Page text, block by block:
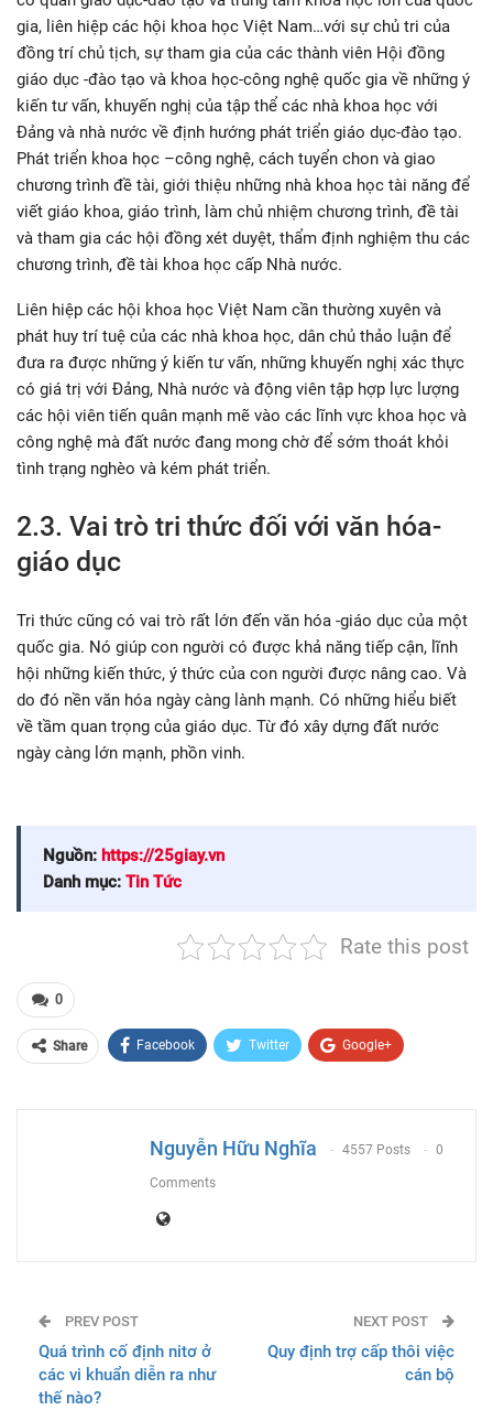
gia, liên hiệp các hội khoa học Việt Nam…với sự chủ tri của
đồng trí chủ tịch, sự tham gia của các thành viên Hội đồng
giáo dục -đào tạo và khoa học-công nghệ quốc gia về những ý
kiến tư vấn, khuyến nghị của tập thể các nhà khoa học với
Đảng và nhà nước về định hướng phát triển giáo dục-đào tạo.
Phát triển khoa học –công nghệ, cách tuyển chon và giao
chương trình đề tài, giới thiệu những nhà khoa học tài năng để
viết giáo khoa, giáo trình, làm chủ nhiệm chương trình, đề tài
và tham gia các hội đồng xét duyệt, thẩm định nghiệm thu các
chương trình, đề tài khoa học cấp Nhà nước.
Liên hiệp các hội khoa học Việt Nam cần thường xuyên và
phát huy trí tuệ của các nhà khoa học, dân chủ thảo luận để
đưa ra được những ý kiến tư vấn, những khuyến nghị xác thực
có giá trị với Đảng, Nhà nước và động viên tập hợp lực lượng
các hội viên tiến quân mạnh mẽ vào các lĩnh vực khoa học và
công nghệ mà đất nước đang mong chờ để sớm thoát khỏi
tình trạng nghèo và kém phát triển.
2.3. Vai trò tri thức đối với văn hóa-
giáo dục
Tri thức cũng có vai trò rất lớn đến văn hóa -giáo dục của một
quốc gia. Nó giúp con người có được khả năng tiếp cận, lĩnh
hội những kiến thức, ý thức của con người được nâng cao. Và
do đó nền văn hóa ngày càng lành mạnh. Có những hiểu biết
về tầm quan trọng của giáo dục. Từ đó xây dựng đất nước
ngày càng lớn mạnh, phồn vinh.
Nguồn: https://25giay.vn
Danh mục: Tin Tức
Rate this post
0
Share Facebook Twitter Google+
Nguyễn Hữu Nghĩa 4557 Posts 0
Comments
PREV POST
Quá trình cố định nitơ ở
các vi khuẩn diễn ra như
thế nào?
NEXT POST
Quy định trợ cấp thôi việc
cán bộ